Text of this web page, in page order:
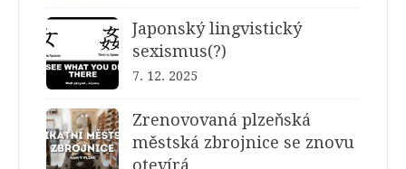
Japonský lingvistický
sexismus(?)
7. 12. 2025
Zrenovovaná plzeňská
městská zbrojnice se znovu
otevírá